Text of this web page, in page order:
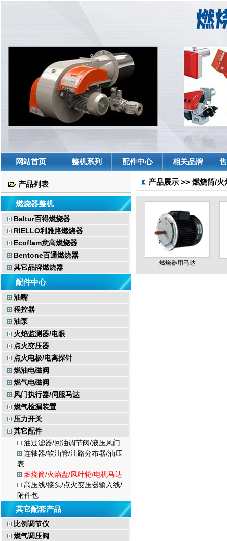
网站首页 整机系列 配件中心 相关品牌
产品列表
燃烧器整机
Baltur百得燃烧器
RIELLO利雅路燃烧器
Ecoflam意高燃烧器
Bentone百通燃烧器
其它品牌燃烧器
配件中心
油嘴
程控器
油泵
火焰监测器/电眼
点火变压器
点火电极/电离探针
燃油电磁阀
燃气电磁阀
风门执行器/伺服马达
燃气检漏装置
压力开关
其它配件
油过滤器/回油调节阀/液压风门
连轴器/软油管/油路分布器/油压
表
燃烧筒/火焰盘/风叶轮/电机马达
高压线/接头/点火变压器输入线/
附件包
其它配套产品
比例调节仪
燃气调压阀
产品展示 >> 燃烧筒/
燃烧器用马达